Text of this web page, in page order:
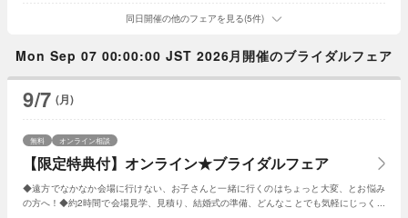
同日開催の他のフェアを見る(5件)
Mon Sep 07 00:00:00 JST 2026月開催のブライダルフェア
9/7 (月)
【限定特典付】オンライン★ブライダルフェア
無料 オンライン相談
◆遠方でなかなか会場に行けない、お子さんと一緒に行くのはちょっと大変、とお悩み
の方へ！◆約2時間で会場見学、見積り、結婚式の準備、どんなことでも気軽にじっくり